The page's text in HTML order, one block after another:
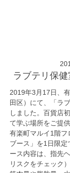
ラブテリ保
2019年3月17日、
田区）にて、「ラ
しました。百貨店
て学ぶ場所をご提供
有楽町マルイ1階フ
ブース」を1日限
ース内容は、指先
リスクをチェック